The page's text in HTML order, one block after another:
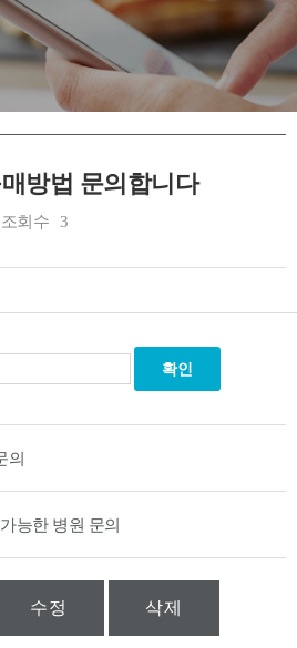
방법 문의합니다
조회수 3
의
능한 병원 문의
수정 삭제